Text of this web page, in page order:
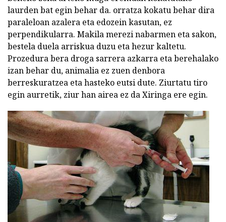
laurden bat egin behar da. orratza kokatu behar dira
paraleloan azalera eta edozein kasutan, ez
perpendikularra. Makila merezi nabarmen eta sakon,
bestela duela arriskua duzu eta hezur kaltetu.
Prozedura bera droga sarrera azkarra eta berehalako
izan behar du, animalia ez zuen denbora
berreskuratzea eta hasteko eutsi dute. Ziurtatu tiro
egin aurretik, ziur han airea ez da Xiringa ere egin.